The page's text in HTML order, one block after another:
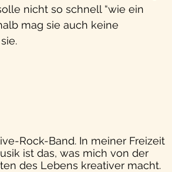
nicht so schnell “wie ein
mag sie auch keine
Rock-Band. In meiner Freizeit
ist das, was mich von der
des Lebens kreativer macht.